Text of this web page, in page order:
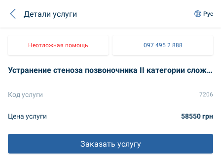
Детали услуги Рус
Неотложная помощь 097 495 2 888
Устранение стеноза позвоночника IІ категории сложности + инструментация (без стоимости набора)
Код услуги 7206
Цена услуги 58550 грн
Заказать услугу